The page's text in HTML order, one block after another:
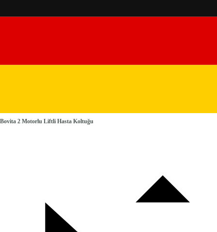
Antrasit
Bovita 2 Motorlu Liftli Hasta Koltuğu